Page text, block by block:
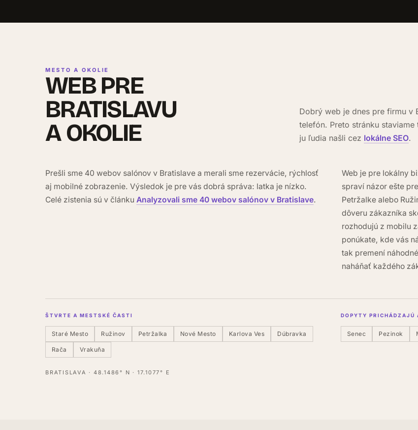
MESTO A OKOLIE
WEB PRE
BRATISLAVU
A OKOLIE
Dobrý web je dnes pre firmu v
telefón. Preto stránku
ju ľudia našli cez lokálne SEO.
Prešli sme 40 webov salónov v Bratislave a merali sme rezervácie, rýchlosť
aj mobilné zobrazenie. Výsledok je pre vás dobrá správa: latka je nízko.
Celé zistenia sú v článku Analyzovali sme 40 webov salónov v Bratislave.
Web je pre lokálny
spraví názor ešte
Petržalke alebo
dôveru zákazníka
rozhodujú z mobilu
ponúkate, kde vás
tak premení
naháňať každého
ŠTVRTE A MESTSKÉ ČASTI
Staré Mesto Ružinov Petržalka Nové Mesto Karlova Ves Dúbravka
Rača Vrakuňa
DOPYTY PRICHÁDZAJÚ
Senec Pezinok
BRATISLAVA · 48.1486° N · 17.1077° E